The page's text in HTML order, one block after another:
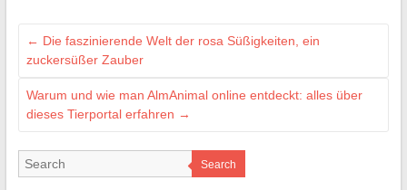
← Die faszinierende Welt der rosa Süßigkeiten, ein
zuckersüßer Zauber
Warum und wie man AlmAnimal online entdeckt: alles über
dieses Tierportal erfahren →
Search